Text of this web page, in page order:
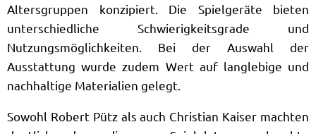
Altersgruppen konzipiert. Die Spielgeräte bieten
unterschiedliche Schwierigkeitsgrade und
Nutzungsmöglichkeiten. Bei der Auswahl der
Ausstattung wurde zudem Wert auf langlebige und
nachhaltige Materialien gelegt.
Sowohl Robert Pütz als auch Christian Kaiser machten